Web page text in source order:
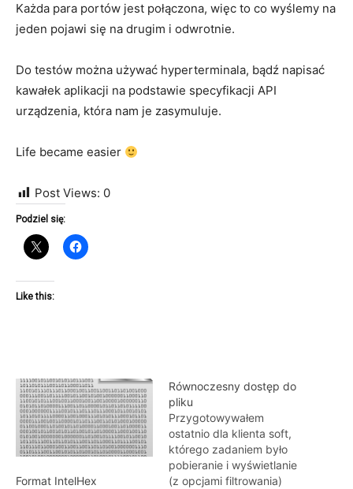
Każda para portów jest połączona, więc to co wyślemy na
jeden pojawi się na drugim i odwrotnie.
Do testów można używać hyperterminala, bądź napisać
kawałek aplikacji na podstawie specyfikacji API
urządzenia, która nam je zasymuluje.
Life became easier
Post Views: 0
Podziel się:
Like this:
Format IntelHex
Równoczesny dostęp do
pliku
Przygotowywałem
ostatnio dla klienta soft,
którego zadaniem było
pobieranie i wyświetlanie
(z opcjami filtrowania)